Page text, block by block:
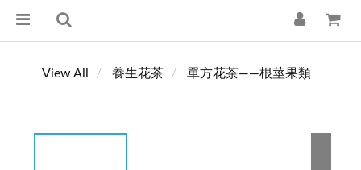
View All 養生花茶 單方花茶——根莖果類